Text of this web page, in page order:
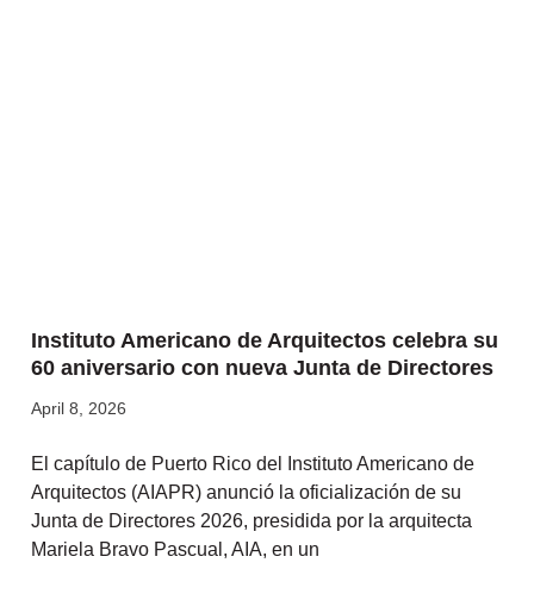
Instituto Americano de Arquitectos celebra su
60 aniversario con nueva Junta de Directores
April 8, 2026
El capítulo de Puerto Rico del Instituto Americano de
Arquitectos (AIAPR) anunció la oficialización de su
Junta de Directores 2026, presidida por la arquitecta
Mariela Bravo Pascual, AIA, en un